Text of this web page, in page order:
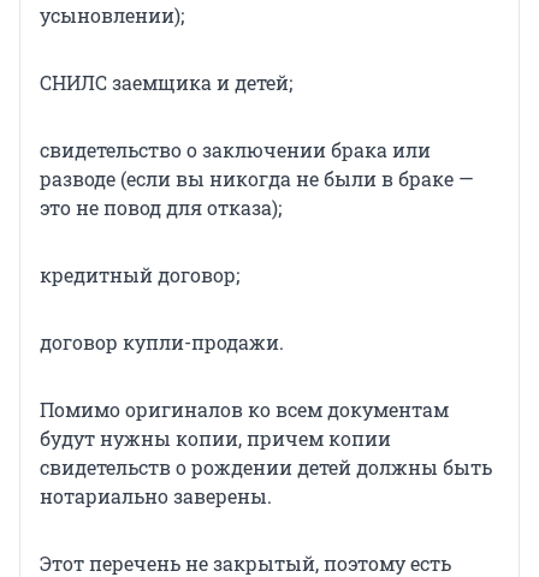
усыновлении);
СНИЛС заемщика и детей;
свидетельство о заключении брака или
разводе (если вы никогда не были в браке —
это не повод для отказа);
кредитный договор;
договор купли-продажи.
Помимо оригиналов ко всем документам
будут нужны копии, причем копии
свидетельств о рождении детей должны быть
нотариально заверены.
Этот перечень не закрытый, поэтому есть